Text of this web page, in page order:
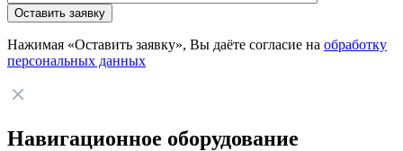
Нажимая «Оставить заявку», Вы даёте согласие на обработку
персональных данных
Навигационное оборудование